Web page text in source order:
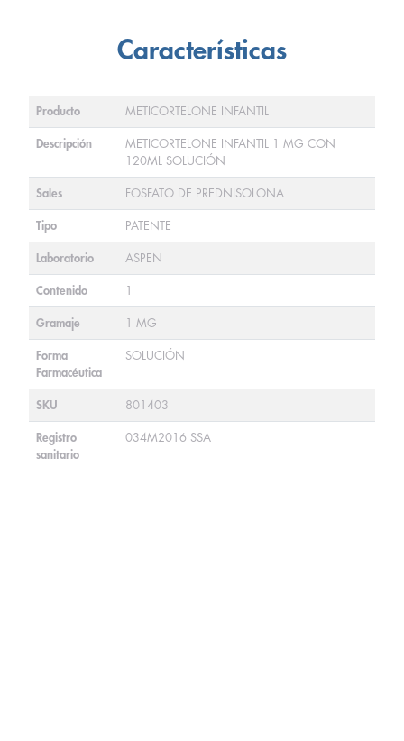
Características
Producto METICORTELONE INFANTIL
Descripción
METICORTELONE INFANTIL 1 MG CON
120ML SOLUCIÓN
Sales FOSFATO DE PREDNISOLONA
Tipo PATENTE
Laboratorio ASPEN
Contenido 1
Gramaje 1 MG
Forma
Farmacéutica
SOLUCIÓN
SKU 801403
Registro
sanitario
034M2016 SSA